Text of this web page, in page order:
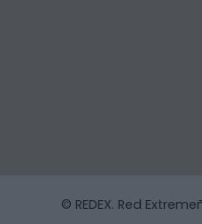
© REDEX. Red